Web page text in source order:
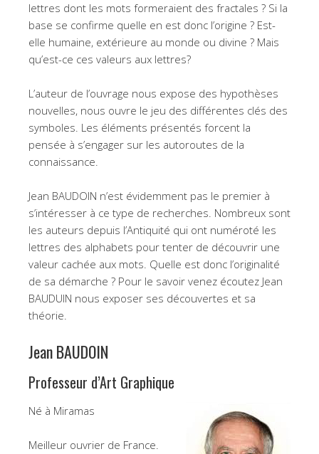
lettres dont les mots formeraient des fractales ? Si la
base se confirme quelle en est donc l’origine ? Est-
elle humaine, extérieure au monde ou divine ? Mais
qu’est-ce ces valeurs aux lettres?
L’auteur de l’ouvrage nous expose des hypothèses
nouvelles, nous ouvre le jeu des différentes clés des
symboles. Les éléments présentés forcent la
pensée à s’engager sur les autoroutes de la
connaissance.
Jean BAUDOIN n’est évidemment pas le premier à
s’intéresser à ce type de recherches. Nombreux sont
les auteurs depuis l’Antiquité qui ont numéroté les
lettres des alphabets pour tenter de découvrir une
valeur cachée aux mots. Quelle est donc l’originalité
de sa démarche ? Pour le savoir venez écoutez Jean
BAUDUIN nous exposer ses découvertes et sa
théorie.
Jean BAUDOIN
Professeur d’Art Graphique
Né à Miramas
Meilleur ouvrier de France.